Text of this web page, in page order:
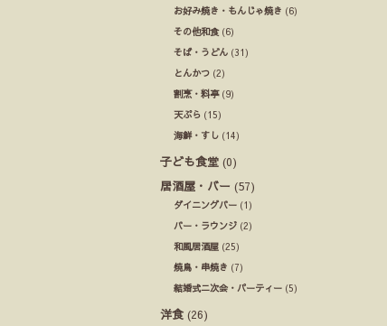
お好み焼き・もんじゃ焼き (6)
その他和食(6)
そば・うどん (31)
とんかつ (2)
割烹・料亭(9)
天ぷら (15)
海鮮・すし (14)
子ども食堂 (0)
居酒屋・バー (57)
ダイニングバー (1)
バー・ラウンジ (2)
和風居酒屋 (25)
焼鳥・串焼き (7)
結婚式ニ次会・パーティー (5)
洋食 (26)